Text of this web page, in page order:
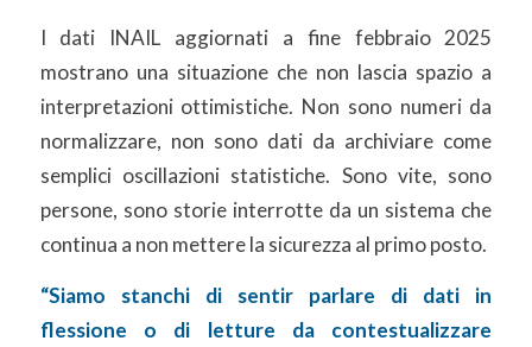
I dati INAIL aggiornati a fine febbraio 2025
mostrano una situazione che non lascia spazio a
interpretazioni ottimistiche. Non sono numeri da
normalizzare, non sono dati da archiviare come
semplici oscillazioni statistiche. Sono vite, sono
persone, sono storie interrotte da un sistema che
continua a non mettere la sicurezza al primo posto.
“Siamo stanchi di sentir parlare di dati in
flessione o di letture da contestualizzare